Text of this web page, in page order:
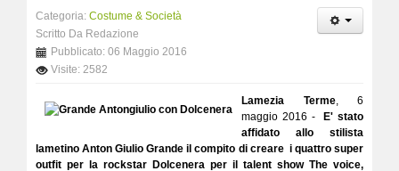
Categoria:Costume & Società
Scritto Da Redazione
Pubblicato: 06 Maggio 2016
Visite: 2582
Lamezia Terme, 6
maggio 2016 -E' stato
affidato allo stilista
lametino Anton Giulio Grande il compito di creare i quattro super
outfit per la rockstar Dolcenera per il talent show The voice,